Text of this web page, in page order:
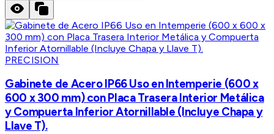
PRECISION
Gabinete de Acero IP66 Uso en Intemperie (600 x
600 x 300 mm) con Placa Trasera Interior Metálica
y Compuerta Inferior Atornillable (Incluye Chapa y
Llave T).